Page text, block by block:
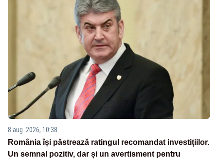
8 aug. 2026, 10:38
România își păstrează ratingul recomandat investițiilor.
Un semnal pozitiv, dar și un avertisment pentru